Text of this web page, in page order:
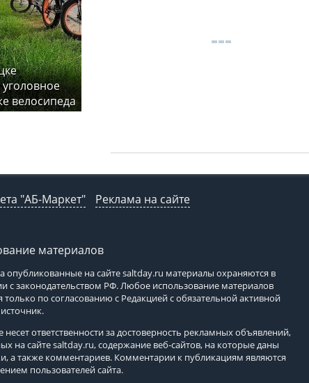
велосипеда
"АБ-Маркет" Реклама на сайте
материалов
опубликованные на сайтеsaltday.ru материалы охраняются в
с законодательством РФ. Любое использование материалов
только по согласованию с Редакцией с обязательной активной
несет ответственности за достоверность рекламных объявлений,
на сайтеsaltday.ru, содержание веб-сайтов, на которые даны
а также комментариев. Комментарии к публикациям являются
пользователей сайта.